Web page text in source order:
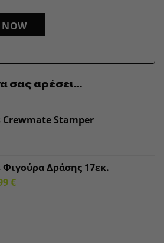
NOW
σας αρέσει…
Crewmate Stamper
Φιγούρα Δράσης 17εκ.
€Η